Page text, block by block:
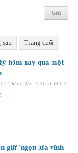
sau Trang cuối
hôm nay qua một
Tháng Bảy 2026 3:59 CH
giữ 'ngọn lửa vĩnh